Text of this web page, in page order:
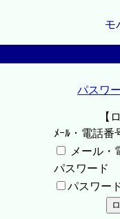
モ
パスワ
【
ﾒｰﾙ・電話番
メール・
パスワード
パスワー